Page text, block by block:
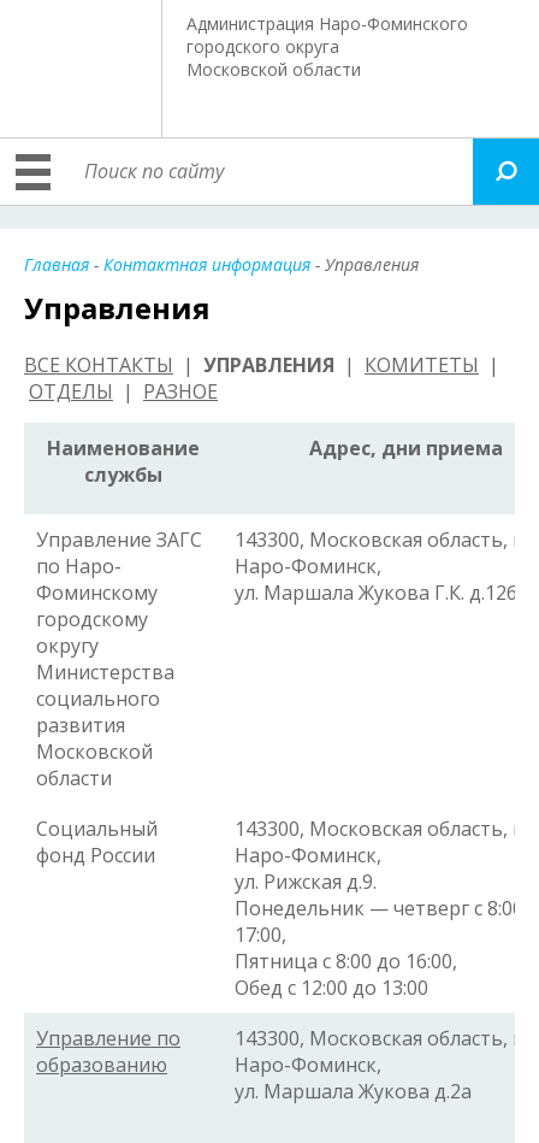
Администрация Наро-Фоминского
городского округа
Московской области
Главная - Контактная информация - Управления
Управления
ВСЕ КОНТАКТЫ | УПРАВЛЕНИЯ | КОМИТЕТЫ |
ОТДЕЛЫ | РАЗНОЕ
Наименование
службы
Адрес, дни приема
Управление ЗАГС
по Наро-
Фоминскому
городскому
округу
Министерства
социального
развития
Московской
области
143300, Московская область, г.
Наро-Фоминск,
ул. Маршала Жукова Г.К. д.12б.
Социальный
фонд России
143300, Московская область, г.
Наро-Фоминск,
ул. Рижская д.9.
Понедельник — четверг с 8:00
17:00,
Пятница с 8:00 до 16:00,
Обед с 12:00 до 13:00
Управление по
образованию
143300, Московская область, г.
Наро-Фоминск,
ул. Маршала Жукова д.2а